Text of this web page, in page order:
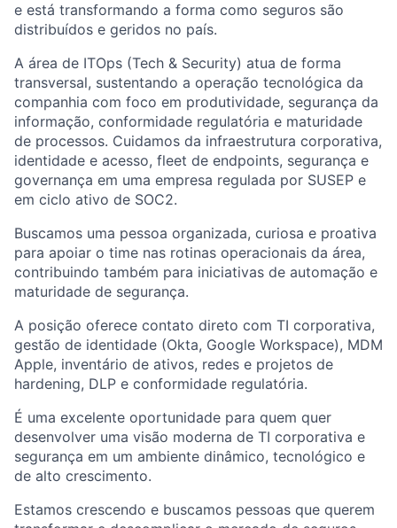
e está transformando a forma como seguros são
distribuídos e geridos no país.
A área de ITOps (Tech & Security) atua de forma
transversal, sustentando a operação tecnológica da
companhia com foco em produtividade, segurança da
informação, conformidade regulatória e maturidade
de processos. Cuidamos da infraestrutura corporativa,
identidade e acesso, fleet de endpoints, segurança e
governança em uma empresa regulada por SUSEP e
em ciclo ativo de SOC2.
Buscamos uma pessoa organizada, curiosa e proativa
para apoiar o time nas rotinas operacionais da área,
contribuindo também para iniciativas de automação e
maturidade de segurança.
A posição oferece contato direto com TI corporativa,
gestão de identidade (Okta, Google Workspace), MDM
Apple, inventário de ativos, redes e projetos de
hardening, DLP e conformidade regulatória.
É uma excelente oportunidade para quem quer
desenvolver uma visão moderna de TI corporativa e
segurança em um ambiente dinâmico, tecnológico e
de alto crescimento.
Estamos crescendo e buscamos pessoas que querem